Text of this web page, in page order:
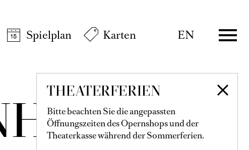
Spielplan
Karten EN
THEATERFERIEN
Bitte beachten Sie die angepassten
Öffnungszeiten des Opernshops und der
Theaterkasse während der Sommerferien.